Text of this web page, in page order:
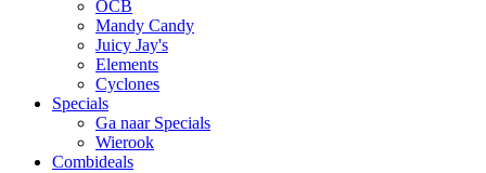
OCB
Mandy Candy
Juicy Jay's
Elements
Cyclones
Specials
Ga naar Specials
Wierook
Combideals